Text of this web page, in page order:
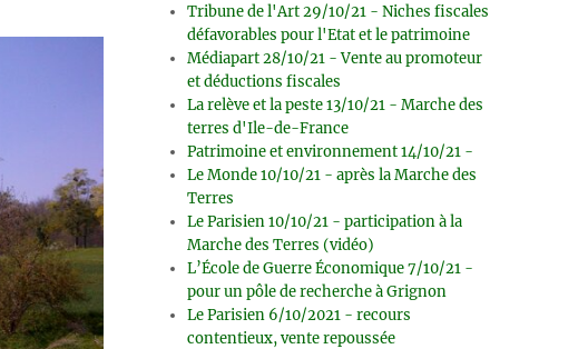
Tribune de l'Art 29/10/21 - Niches fiscales
défavorables pour l'Etat et le patrimoine
Médiapart 28/10/21 - Vente au promoteur
et déductions fiscales
La relève et la peste 13/10/21 - Marche des
terres d'Ile-de-France
Patrimoine et environnement 14/10/21 -
Le Monde 10/10/21 - après la Marche des
Terres
Le Parisien 10/10/21 - participation à la
Marche des Terres (vidéo)
L’École de Guerre Économique 7/10/21 -
pour un pôle de recherche à Grignon
Le Parisien 6/10/2021 - recours
contentieux, vente repoussée